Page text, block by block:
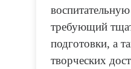
требующий
подготовки, а
творческих